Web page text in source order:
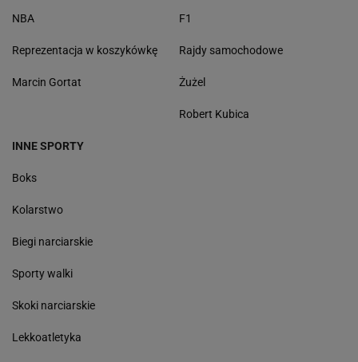
NBA
Reprezentacja w koszykówkę
Marcin Gortat
F1
Rajdy samochodowe
Żużel
Robert Kubica
INNE SPORTY
Boks
Kolarstwo
Biegi narciarskie
Sporty walki
Skoki narciarskie
Lekkoatletyka